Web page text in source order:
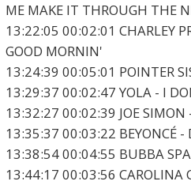
ME MAKE IT THROUGH THE
13:22:05 00:02:01 CHARLEY
GOOD MORNIN'
13:24:39 00:05:01 POINTER
13:29:37 00:02:47 YOLA - I
13:32:27 00:02:39 JOE SIMON
13:35:37 00:03:22 BEYONCÉ -
13:38:54 00:04:55 BUBBA
13:44:17 00:03:56 CAROLINA